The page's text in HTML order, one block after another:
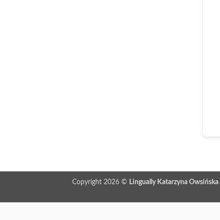
Copyright 2026 © Lingually Katarzyna Owsińska